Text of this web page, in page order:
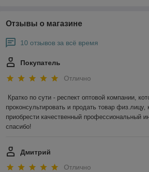
Отзывы о магазине
10 отзывов за всё время
Покупатель
Отлично
Кратко по сути - респект оптовой компании,
проконсультировать и продать товар физ.лицу,
приобрести качественный профессиональный
спасибо!
Дмитрий
Отлично